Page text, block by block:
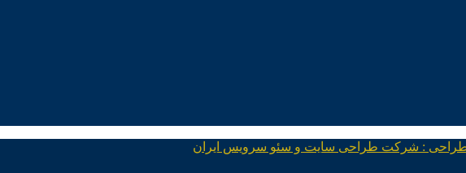
: شرکت طراحی سایت و سئو سرویس ایران